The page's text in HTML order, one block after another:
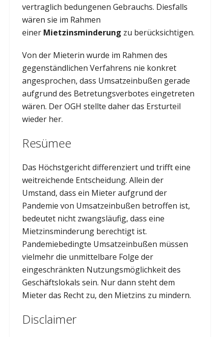
vertraglich bedungenen Gebrauchs. Diesfalls
wären sie im Rahmen
einer Mietzinsminderung zu berücksichtigen.
Von der Mieterin wurde im Rahmen des
gegenständlichen Verfahrens nie konkret
angesprochen, dass Umsatzeinbußen gerade
aufgrund des Betretungsverbotes eingetreten
wären. Der OGH stellte daher das Ersturteil
wieder her.
Resümee
Das Höchstgericht differenziert und trifft eine
weitreichende Entscheidung. Allein der
Umstand, dass ein Mieter aufgrund der
Pandemie von Umsatzeinbußen betroffen ist,
bedeutet nicht zwangsläufig, dass eine
Mietzinsminderung berechtigt ist.
Pandemiebedingte Umsatzeinbußen müssen
vielmehr die unmittelbare Folge der
eingeschränkten Nutzungsmöglichkeit des
Geschäftslokals sein. Nur dann steht dem
Mieter das Recht zu, den Mietzins zu mindern.
Disclaimer